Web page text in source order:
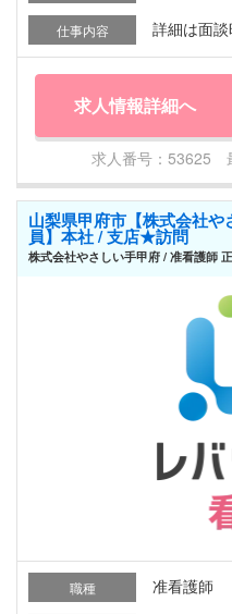
仕事内容 詳細は面談
求人情報詳細へ
求人番号：53625
山梨県甲府市【株式会社
員】本社 / 支店★訪問
株式会社やさしい手甲府 / 准看護師
職種 准看護師